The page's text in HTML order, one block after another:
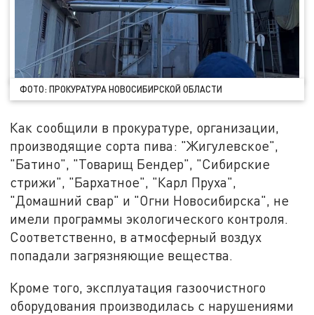
ФОТО: ПРОКУРАТУРА НОВОСИБИРСКОЙ ОБЛАСТИ
Как сообщили в прокуратуре, организации,
производящие сорта пива: "Жигулевское",
"Батино", "Товарищ Бендер", "Сибирские
стрижи", "Бархатное", "Карл Пруха",
"Домашний свар" и "Огни Новосибирска", не
имели программы экологического контроля.
Соответственно, в атмосферный воздух
попадали загрязняющие вещества.
Кроме того, эксплуатация газоочистного
оборудования производилась с нарушениями